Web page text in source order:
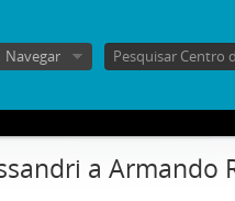
Navegar
a Armando
a Josefina Gaztelu de Sanfuentes
Sergio Diez Urzúa
la fraternidad Capuccina de agradecimiento
Juan Ramón Samaniego
Héctor Rojas Albornoz